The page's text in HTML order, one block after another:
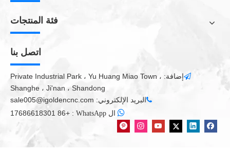
Huayuan LGK63A/120A/160A/200A / Hypertherm
فئة المنتجات
اتصل بنا

إضافة: Private Industrial Park ، Yu Huang Miao Town ،
Shanghe ، Ji'nan ، Shandong
البريد الإلكتروني: sale005@igoldencnc.com

ال WhatsApp :
+86 17686618301